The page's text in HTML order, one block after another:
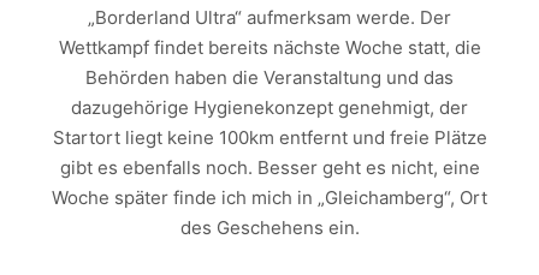
„Borderland Ultra“ aufmerksam werde. Der
Wettkampf findet bereits nächste Woche statt, die
Behörden haben die Veranstaltung und das
dazugehörige Hygienekonzept genehmigt, der
Startort liegt keine 100km entfernt und freie Plätze
gibt es ebenfalls noch. Besser geht es nicht, eine
Woche später finde ich mich in „Gleichamberg“, Ort
des Geschehens ein.